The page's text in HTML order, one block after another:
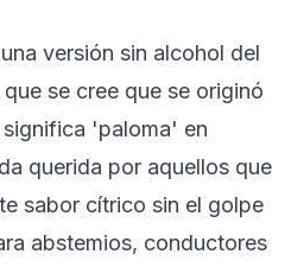
versión sin alcohol del
se cree que se originó
'paloma' en
querida por aquellos que
sabor cítrico sin el golpe
abstemios, conductores